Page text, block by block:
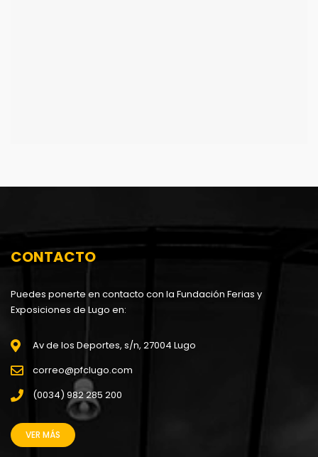
CONTACTO
Puedes ponerte en contacto con la Fundación Ferias y
Exposiciones de Lugo en:
Av de los Deportes, s/n, 27004 Lugo
correo@pfclugo.com
(0034) 982 285 200
VER MÁS